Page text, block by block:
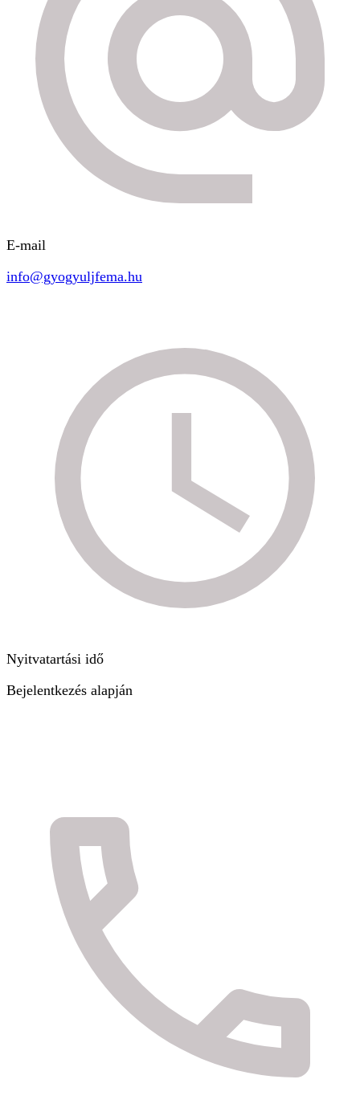
E-mail
info@gyogyuljfema.hu
Nyitvatartási idő
Bejelentkezés alapján